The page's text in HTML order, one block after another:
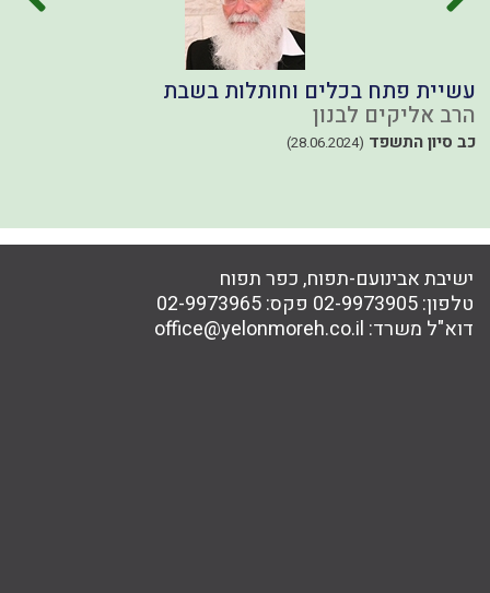
עשיית פתח בכלים וחותלות בשבת
הרב אליקים לבנון
כב סיון התשפד (28.06.2024)
ישיבת אבינועם-תפוח, כפר תפוח
טלפון:02-9973905 פקס:02-9973965
דוא"ל משרד: office@yelonmoreh.co.il